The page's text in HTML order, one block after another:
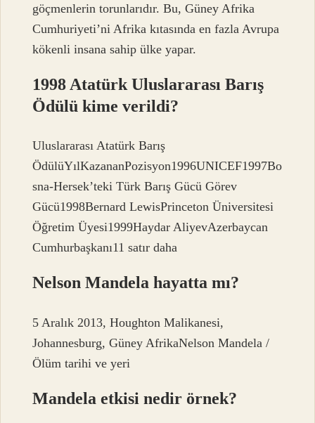
göçmenlerin torunlarıdır. Bu, Güney Afrika
Cumhuriyeti’ni Afrika kıtasında en fazla Avrupa
kökenli insana sahip ülke yapar.
1998 Atatürk Uluslararası Barış
Ödülü kime verildi?
Uluslararası Atatürk Barış
ÖdülüYılKazananPozisyon1996UNICEF1997Bo
sna-Hersek’teki Türk Barış Gücü Görev
Gücü1998Bernard LewisPrinceton Üniversitesi
Öğretim Üyesi1999Haydar AliyevAzerbaycan
Cumhurbaşkanı11 satır daha
Nelson Mandela hayatta mı?
5 Aralık 2013, Houghton Malikanesi,
Johannesburg, Güney AfrikaNelson Mandela /
Ölüm tarihi ve yeri
Mandela etkisi nedir örnek?